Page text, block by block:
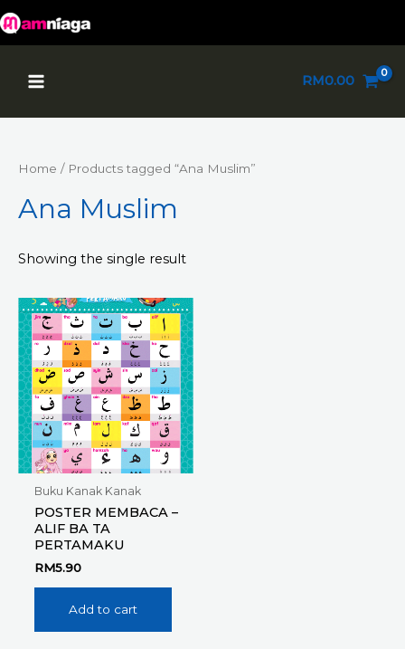
Skip
to
Menu
RM0.00
Home / Products tagged “Ana Muslim”
Ana Muslim
Showing the single result
Buku Kanak Kanak
POSTER MEMBACA –
ALIF BA TA
PERTAMAKU
RM5.90
Add to cart